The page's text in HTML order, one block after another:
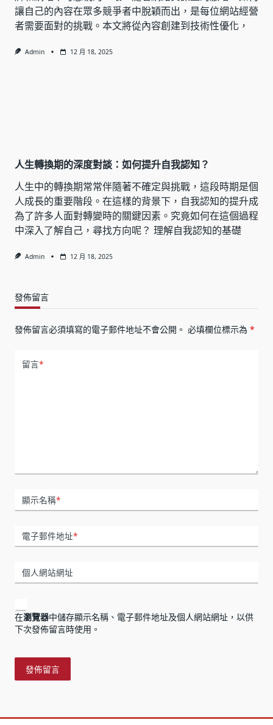
讓自己的內容在眾多競爭者中脫穎而出，是每位網站經營
者需要面對的挑戰。本文將從內容創建到技術性優化，
Admin 12 月 18, 2025
人生轉換期的深度對談：如何提升自我認知？
人生中的轉換期常常伴隨著不確定與挑戰，這段時期是個
人成長的重要階段。在這樣的背景下，自我認知的提升成
為了許多人面對轉變時的關鍵因素。究竟如何在這個過程
中深入了解自己，尋找方向呢？ 理解自我認知的基礎
Admin 12 月 18, 2025
發佈留言
發佈留言必須填寫的電子郵件地址不會公開。 必填欄位標示為 *
留言*
顯示名稱*
電子郵件地址*
個人網站網址
在瀏覽器中儲存顯示名稱、電子郵件地址及個人網站網址，以供
下次發佈留言時使用。